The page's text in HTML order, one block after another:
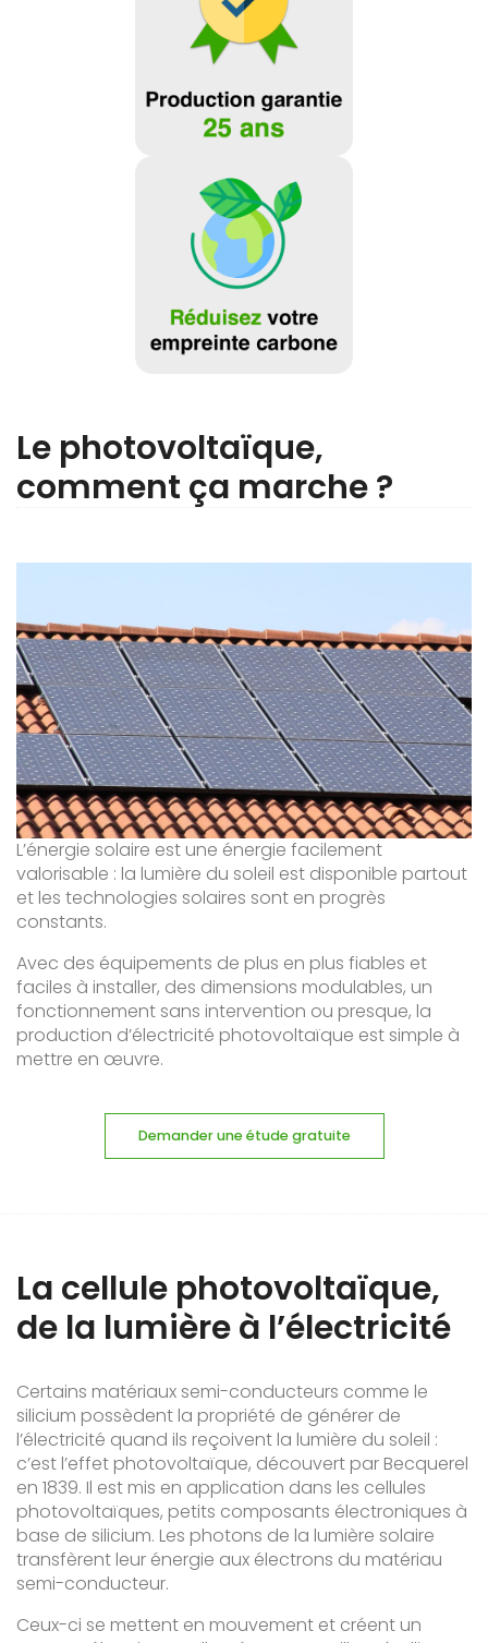
Le photovoltaïque,
comment ça marche ?
L’énergie solaire est une énergie facilement
valorisable : la lumière du soleil est disponible partout
et les technologies solaires sont en progrès
constants.
Avec des équipements de plus en plus fiables et
faciles à installer, des dimensions modulables, un
fonctionnement sans intervention ou presque, la
production d’électricité photovoltaïque est simple à
mettre en œuvre.
Demander une étude gratuite
La cellule photovoltaïque,
de la lumière à l’électricité
Certains matériaux semi-conducteurs comme le
silicium possèdent la propriété de générer de
l’électricité quand ils reçoivent la lumière du soleil :
c’est l’effet photovoltaïque, découvert par Becquerel
en 1839. Il est mis en application dans les cellules
photovoltaïques, petits composants électroniques à
base de silicium. Les photons de la lumière solaire
transfèrent leur énergie aux électrons du matériau
semi-conducteur.
Ceux-ci se mettent en mouvement et créent un